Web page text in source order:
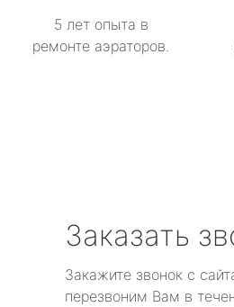
5 лет опыта в
ремонте аэраторов.
Заказать
Закажите звонок с
перезвоним Вам в